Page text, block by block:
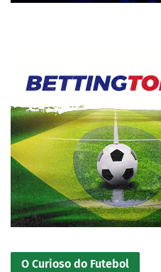
O Curioso do Futebol